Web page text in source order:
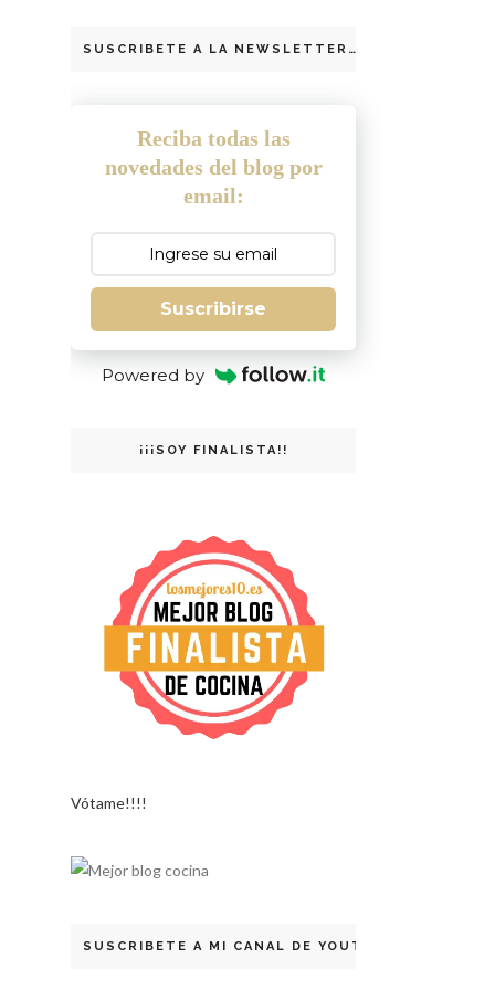
SUSCRIBETE A LA NEWSLETTER
Reciba todas las
novedades del blog por
email:
Suscribirse
Powered by
¡¡¡SOY FINALISTA!!
Vótame!!!!
SUSCRIBETE A MI CANAL DE YOUTUBE